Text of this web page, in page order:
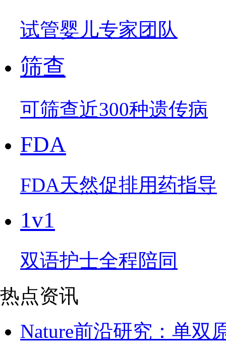
试管婴儿专家团队
筛查
可筛查近300种遗传病
FDA
FDA天然促排用药指导
1v1
双语护士全程陪同
热点资讯
Nature前沿研究：单双